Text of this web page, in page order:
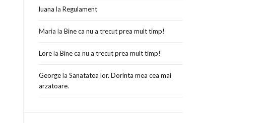
luana laRegulament
Maria laBine ca nu a trecut prea mult timp!
LorelaBine ca nu a trecut prea mult timp!
GeorgelaSanatatea lor. Dorinta mea cea mai
arzatoare.